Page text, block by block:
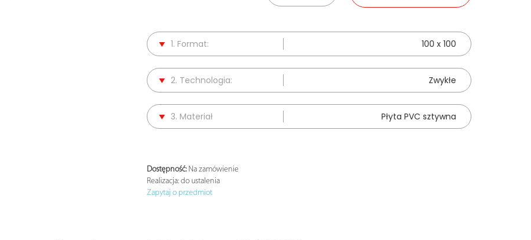
1. Format: 100 x 100
2. Technologia: Zwykłe
3. Materiał Płyta PVC sztywna
Dostępność:Na zamówienie
Realizacja: do ustalenia
Zapytaj o przedmiot